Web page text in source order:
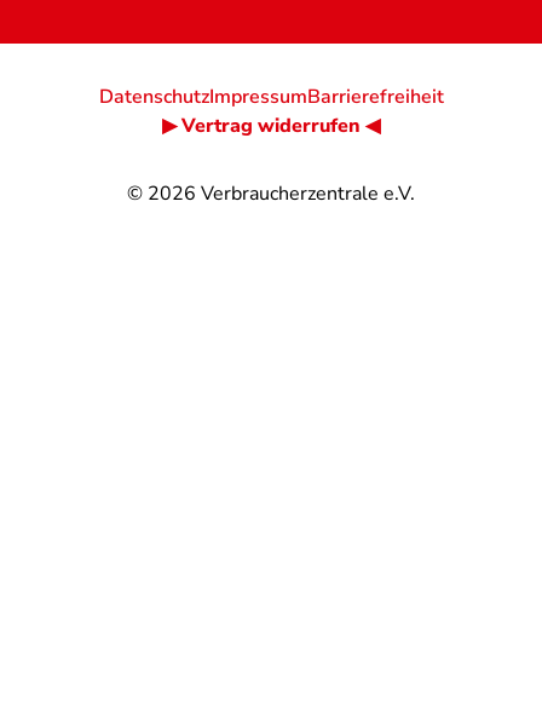
© 2026 Verbraucherzentrale e.V.
DatenschutzImpressumBarrierefreiheit
▶ Vertrag widerrufen ◀